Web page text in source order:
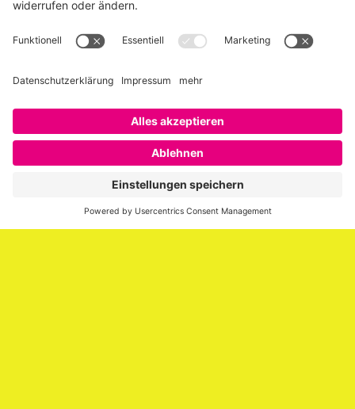
Über SAATKORN
SAATKORN ist der Blog von Gero Hesse. Seit 2009 schreibt
er über die Themen Employer Branding,